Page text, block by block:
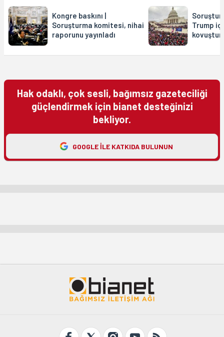
Kongre baskını |
Soruşturma komitesi, nihai
raporunu yayınladı
Trump
Hak odaklı, çok sesli, bağımsız gazeteciliği
güçlendirmek için bianet desteğinizi
bekliyor.
GOOGLE ILE KATKIDA BULUNUN